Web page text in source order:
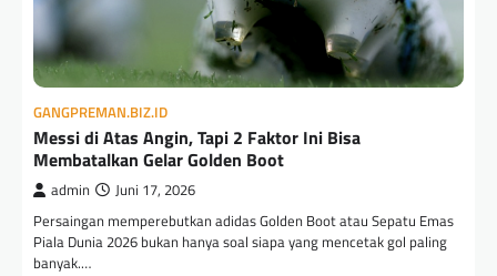
GANGPREMAN.BIZ.ID
Messi di Atas Angin, Tapi 2 Faktor Ini Bisa
Membatalkan Gelar Golden Boot
admin Juni 17, 2026
Persaingan memperebutkan adidas Golden Boot atau Sepatu Emas
Piala Dunia 2026 bukan hanya soal siapa yang mencetak gol paling
banyak.…